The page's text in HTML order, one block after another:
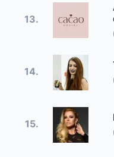
13.
14.
15.